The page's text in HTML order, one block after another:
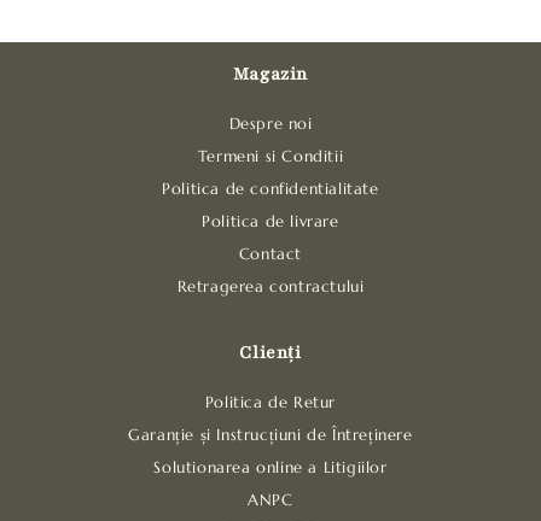
Magazin
Despre noi
Termeni si Conditii
Politica de confidentialitate
Politica de livrare
Contact
Retragerea contractului
Clienți
Politica de Retur
Garanție și Instrucțiuni de Întreținere
Solutionarea online a Litigiilor
ANPC